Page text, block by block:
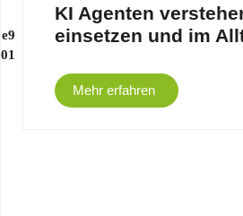
KI Agenten
einsetzen und im
Mehr erfahren